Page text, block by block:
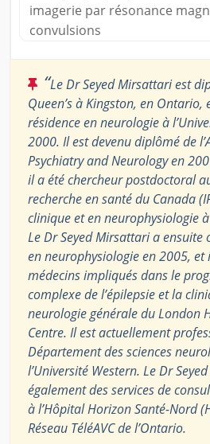
imagerie par résonance
convulsions
“Le Dr Seyed Mirsattari est
Queen’s à Kingston, en Ontario,
résidence en neurologie à
2000. Il est devenu diplômé de
Psychiatry and Neurology en
il a été chercheur postdoctoral
recherche en santé du Canada
clinique et en neurophysiologie
Le Dr Seyed Mirsattari a
en neurophysiologie en 2005, et
médecins impliqués dans le
complexe de l’épilepsie et la
neurologie générale du London
Centre. Il est actuellement
Département des sciences
l’Université Western. Le Dr
également des services de
à l’Hôpital Horizon Santé-Nord
Réseau TéléAVC de l’Ontario.